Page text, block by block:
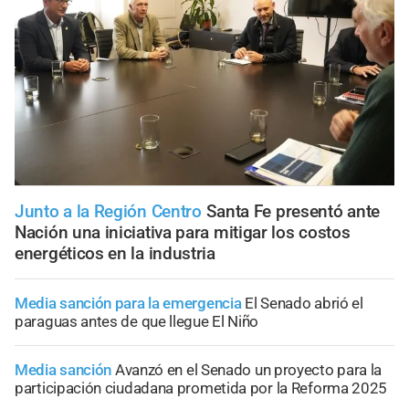
Junto a la Región Centro Santa Fe presentó ante
Nación una iniciativa para mitigar los costos
energéticos en la industria
Media sanción para la emergencia El Senado abrió el
paraguas antes de que llegue El Niño
Media sanción Avanzó en el Senado un proyecto para la
participación ciudadana prometida por la Reforma 2025